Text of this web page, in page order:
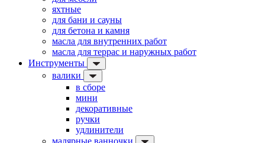
яхтные
для бани и сауны
для бетона и камня
масла для внутренних работ
масла для террас и наружных работ
Инструменты
валики
в сборе
мини
декоративные
ручки
удлинители
малярные ванночки